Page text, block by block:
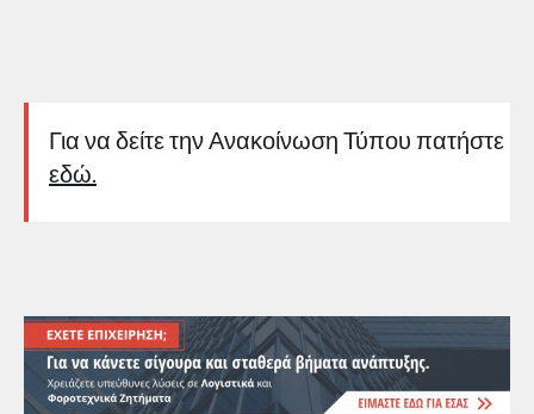
Για να δείτε την Ανακοίνωση Τύπου πατήστε
εδώ.